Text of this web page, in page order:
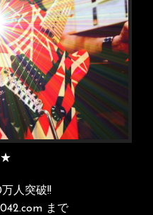
★
人突破!!
まで